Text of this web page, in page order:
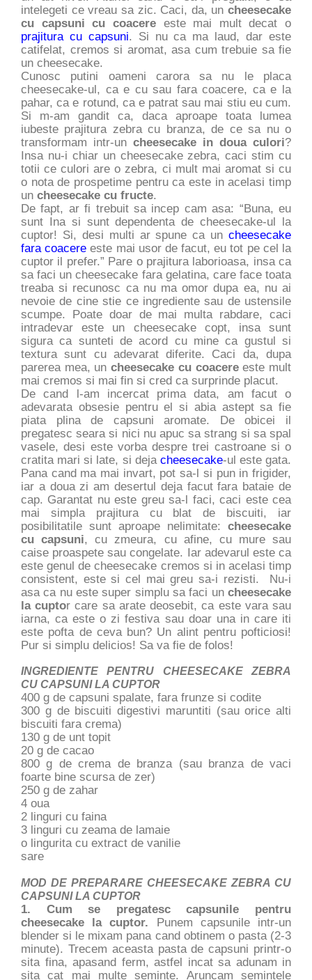
intelegeti ce vreau sa zic. Caci, da, un cheesecake
cu capsuni cu coacereeste mai mult decat o
prajitura cu capsuni. Si nu ca ma laud, dar este
catifelat, cremos si aromat, asa cum trebuie sa fie
un cheesecake.
Cunosc putini oameni carora sa nu le placa
cheesecake-ul, ca e cu sau fara coacere, ca e la
pahar, ca e rotund, ca e patrat sau mai stiu eu cum.
Si m-am gandit ca, daca aproape toata lumea
iubeste prajitura zebra cu branza, de ce sa nu o
transformam intr-un cheesecake in doua culori?
Insa nu-i chiar un cheesecake zebra, caci stim cu
totii ce culori are o zebra, ci mult mai aromat si cu
o nota de prospetime pentru ca este in acelasi timp
un cheesecake cu fructe.
De fapt, ar fi trebuit sa incep cam asa: “Buna, eu
sunt Ina si sunt dependenta de cheesecake-ul la
cuptor! Si, desi multi ar spune ca un cheesecake
fara coacere este mai usor de facut, eu tot pe cel la
cuptor il prefer.” Pare o prajitura laborioasa, insa ca
sa faci un cheesecake fara gelatina, care face toata
treaba si recunosc ca nu ma omor dupa ea, nu ai
nevoie de cine stie ce ingrediente sau de ustensile
scumpe. Poate doar de mai multa rabdare, caci
intradevar este un cheesecake copt, insa sunt
sigura ca sunteti de acord cu mine ca gustul si
textura sunt cu adevarat diferite. Caci da, dupa
parerea mea, uncheesecake cu coacereeste mult
mai cremos si mai fin si cred ca surprinde placut.
De cand l-am incercat prima data, am facut o
adevarata obsesie pentru el si abia astept sa fie
piata plina de capsuni aromate. De obicei il
pregatesc seara si nici nu apuc sa strang si sa spal
vasele, desi este vorba despre trei castroane si o
cratita mari si late, si deja cheesecake-ul este gata.
Pana cand ma mai invart, pot sa-l si pun in frigider,
iar a doua zi am desertul deja facut fara bataie de
cap. Garantat nu este greu sa-l faci, caci este cea
mai simpla prajitura cu blat de biscuiti, iar
posibilitatile sunt aproape nelimitate: cheesecake
cu capsuni, cu zmeura, cu afine, cu mure sau
caise proaspete sau congelate. Iar adevarul este ca
este genul de cheesecake cremos si in acelasi timp
consistent, este si cel mai greu sa-i rezisti. Nu-i
asa ca nu este super simplu sa faci un cheesecake
la cuptor care sa arate deosebit, ca este vara sau
iarna, ca este o zi festiva sau doar una in care iti
este pofta de ceva bun? Un alint pentru pofticiosi!
Pur si simplu delicios! Sa va fie de folos!
INGREDIENTE PENTRU CHEESECAKE ZEBRA
CU CAPSUNI LA CUPTOR
400 g de capsuni spalate, fara frunze si codite
300 g de biscuiti digestivi maruntiti (sau orice alti
biscuiti fara crema)
130 g de unt topit
20 g de cacao
800 g de crema de branza (sau branza de vaci
foarte bine scursa de zer)
250 g de zahar
4 oua
2 linguri cu faina
3 linguri cu zeama de lamaie
o lingurita cu extract de vanilie
sare
MOD DE PREPARARE CHEESECAKE ZEBRA CU
CAPSUNI LA CUPTOR
1. Cum se pregatesc capsunile pentru
cheesecake la cuptor. Punem capsunile intr-un
blender si le mixam pana cand obtinem o pasta (2-3
minute). Trecem aceasta pasta de capsuni printr-o
sita fina, apasand ferm, astfel incat sa adunam in
sita cat mai multe seminte. Aruncam semintele